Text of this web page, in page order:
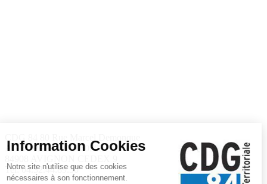
AGROPARC - CS 60508
Tel: 04.32.44.89.30
Information Cookies
Notre site n'utilise que des cookies
nécessaires à son fonctionnement.